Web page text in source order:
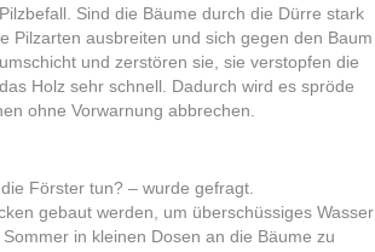
Sind die Bäume durch die Dürre stark
Pilzarten ausbreiten und sich gegen den Baum
und zerstören sie, sie verstopfen die
Holz sehr schnell. Dadurch wird es spröde
ohne Vorwarnung abbrechen.
Förster tun? – wurde gefragt.
gebaut werden, um überschüssiges Wasser
in kleinen Dosen an die Bäume zu